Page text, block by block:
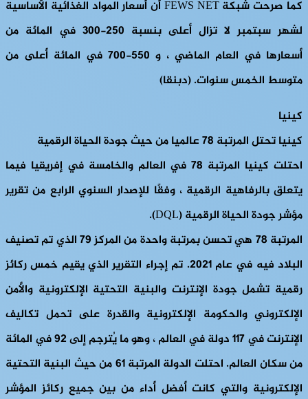
كما صرحت شبكة FEWS NET أن أسعار المواد الغذائية الأساسية
لشهر سبتمبر لا تزال أعلى بنسبة 250-300 في المائة من
أسعارها في العام الماضي ، و 550-700 في المائة أعلى من
متوسط ​​الخمس سنوات. (دبنقا)
كينيا
كينيا تحتل المرتبة 78 عالميا من حيث جودة الحياة الرقمية
احتلت كينيا المرتبة 78 في العالم والخامسة في إفريقيا فيما
يتعلق بالرفاهية الرقمية ، وفقًا للإصدار السنوي الرابع من تقرير
مؤشر جودة الحياة الرقمية (DQL).
المرتبة 78 هي تحسن بمرتبة واحدة من المركز 79 الذي تم تصنيف
البلاد فيه في عام 2021. تم إجراء التقرير الذي يقيم خمس ركائز
رقمية تشمل جودة الإنترنت والبنية التحتية الإلكترونية والأمن
الإلكتروني والحكومة الإلكترونية والقدرة على تحمل تكاليف
الإنترنت في 117 دولة في العالم ، وهو ما يُترجم إلى 92 في المائة
من سكان العالم. احتلت الدولة المرتبة 61 من حيث البنية التحتية
الإلكترونية والتي كانت أفضل أداء من بين جميع ركائز المؤشر